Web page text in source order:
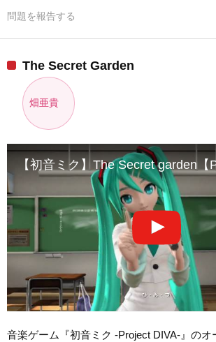
問題を報告する
The Secret Garden
畑亜貴
【初音ミク】The Secret garden
音楽ゲーム『初音ミク -Project DIVA-』のオ